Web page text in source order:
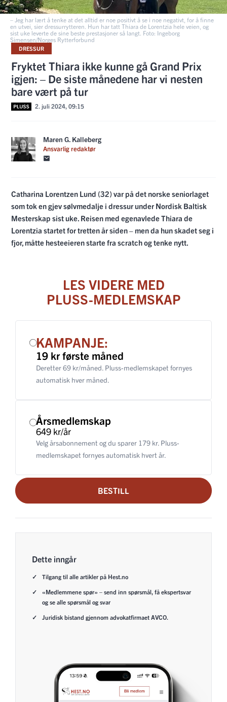
– Jeg har lært å tenke at det alltid er noe positivt å se i noe negativt, for å finne
en utvei, sier dressurrytteren. Hun har tatt Thiara de Lorentzia hele veien, og
sist uke leverte de sine beste prestasjoner så langt. Foto: Ingeborg
Simensen/Norges Rytterforbund
DRESSUR
Fryktet Thiara ikke kunne gå Grand Prix
igjen: – De siste månedene har vi nesten
bare vært på tur
2. juli 2024, 09:15
Maren G. Kalleberg
Ansvarlig redaktør
Catharina Lorentzen Lund (32) var på det norske seniorlaget
som tok en gjev sølvmedalje i dressur under Nordisk Baltisk
Mesterskap sist uke. Reisen med egenavlede Thiara de
Lorentzia startet for tretten år siden – men da hun skadet seg i
fjor, måtte hesteeieren starte fra scratch og tenke nytt.
LES VIDERE MED
PLUSS-MEDLEMSKAP
KAMPANJE:
19 kr første måned
Deretter 69 kr/måned. Pluss-medlemskapet fornyes
automatisk hver måned.
Årsmedlemskap
649 kr/år
Velg årsabonnement og du sparer 179 kr. Pluss-
medlemskapet fornyes automatisk hvert år.
BESTILL
Dette inngår
Tilgang til alle artikler på Hest.no
«Medlemmene spør» – send inn spørsmål, få ekspertsvar
og se alle spørsmål og svar
Juridisk bistand gjennom advokatfirmaet AVCO.